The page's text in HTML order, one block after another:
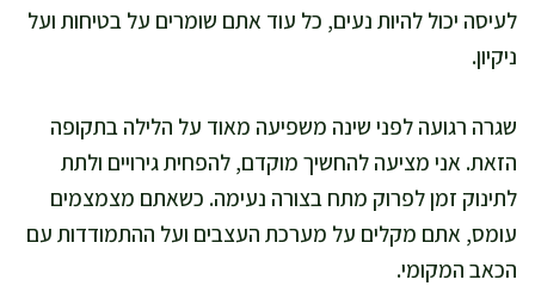
לעיסה יכול להיות נעים, כל עוד אתם שומרים על בטיחות ועל
ניקיון.
שגרה רגועה לפני שינה משפיעה מאוד על הלילה בתקופה
הזאת. אני מציעה להחשיך מוקדם, להפחית גירויים ולתת
לתינוק זמן לפרוק מתח בצורה נעימה. כשאתם מצמצמים
עומס, אתם מקלים על מערכת העצבים ועל ההתמודדות עם
הכאב המקומי.